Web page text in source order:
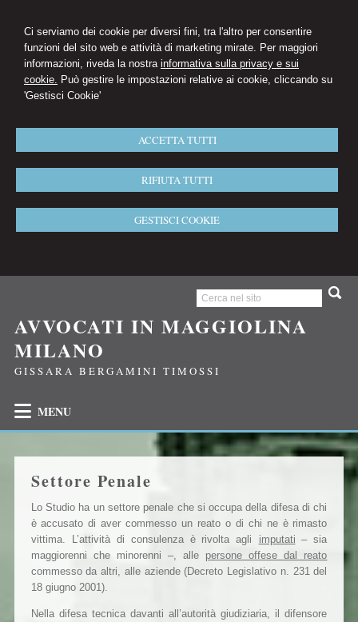
Ci serviamo dei cookie per diversi fini, tra l'altro per consentire
funzioni del sito web e attività di marketing mirate. Per maggiori
informazioni, riveda la nostra informativa sulla privacy e sui
cookie. Può gestire le impostazioni relative ai cookie, cliccando su
'Gestisci Cookie'
ACCETTA TUTTI
RIFIUTA TUTTI
GESTISCI COOKIE
AVVOCATI IN MAGGIOLINA
MILANO
GISSARA BERGAMINI TIMOSSI
MENU
Settore Penale
Lo Studio ha un settore penale che si occupa della difesa di chi
è accusato di aver commesso un reato o di chi ne è rimasto
vittima. L’attività di consulenza è rivolta agli imputati – sia
maggiorenni che minorenni –, alle persone offese dal reato
commesso da altri, alle aziende (Decreto Legislativo n. 231 del
18 giugno 2001).
Nella difesa tecnica davanti all’autorità giudiziaria, il difensore